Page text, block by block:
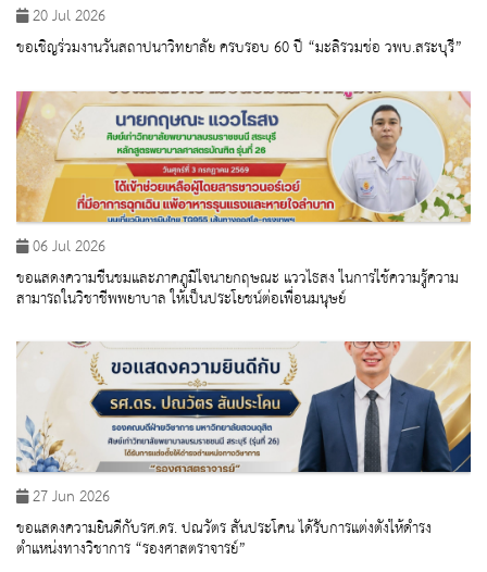
20 Jul 2026
ขอเชิญร่วมงานวันสถาปนาวิทยาลัย ครบรอบ 60 ปี “มะลิรวมช่อ วพบ.สระบุรี”
06 Jul 2026
ขอแสดงความชื่นชมและภาคภูมิใจนายกฤษณะ แววไธสง ในการใช้ความรู้ความ
สามารถในวิชาชีพพยาบาล ให้เป็นประโยชน์ต่อเพื่อนมนุษย์
27 Jun 2026
ขอแสดงความยินดีกับรศ.ดร. ปณวัตร สันประโคน ได้รับการแต่งตั้งให้ดำรง
ตำแหน่งทางวิชาการ “รองศาสตราจารย์”